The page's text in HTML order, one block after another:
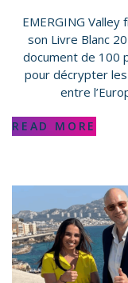
EMERGING
son Livre Blanc
document de 100
pour décrypter les
entre
READ MORE